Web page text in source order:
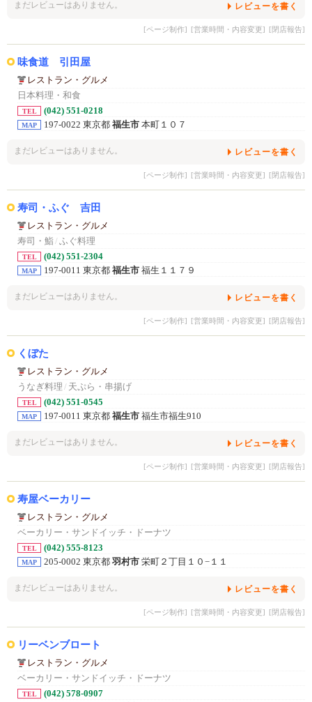
まだレビューはありません。 レビューを書く
[ページ制作] [営業時間・内容変更] [閉店報告]
味食道 引田屋
レストラン・グルメ
日本料理・和食
TEL (042) 551-0218
MAP 197-0022 東京都 福生市 本町１０７
まだレビューはありません。 レビューを書く
[ページ制作] [営業時間・内容変更] [閉店報告]
寿司・ふぐ 吉田
レストラン・グルメ
寿司・鮨/ ふぐ料理
TEL (042) 551-2304
MAP 197-0011 東京都 福生市 福生１１７９
まだレビューはありません。 レビューを書く
[ページ制作] [営業時間・内容変更] [閉店報告]
くぼた
レストラン・グルメ
うなぎ料理 / 天ぷら・串揚げ
TEL (042) 551-0545
MAP 197-0011 東京都 福生市 福生市福生910
まだレビューはありません。 レビューを書く
[ページ制作] [営業時間・内容変更] [閉店報告]
寿屋ベーカリー
レストラン・グルメ
ベーカリー・サンドイッチ・ドーナツ
TEL (042) 555-8123
MAP 205-0002 東京都 羽村市 栄町２丁目１０−１１
まだレビューはありません。 レビューを書く
[ページ制作] [営業時間・内容変更] [閉店報告]
リーベンブロート
レストラン・グルメ
ベーカリー・サンドイッチ・ドーナツ
TEL (042) 578-0907